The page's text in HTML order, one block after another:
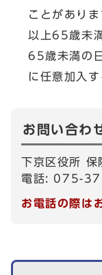
ことがあり
以上65歳未
65歳未満の
に任意加入
お問い合わ
下京区役所 保
電話: 075-
お電話の際は